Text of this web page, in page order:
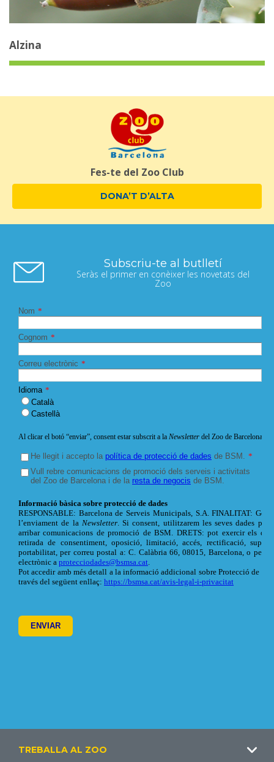
Alzina
Fes-te del Zoo Club
DONA’T D’ALTA
Subscriu-te al butlletí
Seràs el primer en conèixer les novetats del
Zoo
Footer
TREBALLA AL ZOO